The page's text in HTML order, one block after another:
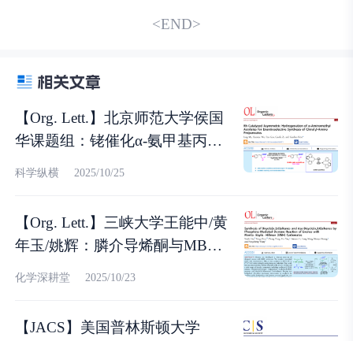
<END>
【Org. Lett.】北京师范大学侯国
华课题组：铑催化α-氨甲基丙烯
酸酯不对称氢化实现手性β-氨基
科学纵横 2025/10/25
【Org. Lett.】三峡大学王能中/黄
年玉/姚辉：膦介导烯酮与MBH
酯的多米诺反应
化学深耕堂 2025/10/23
【JACS】美国普林斯顿大学